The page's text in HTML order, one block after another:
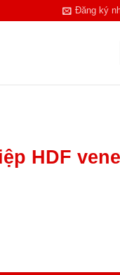
Đăng ký
HDF
WALNUT số lượng